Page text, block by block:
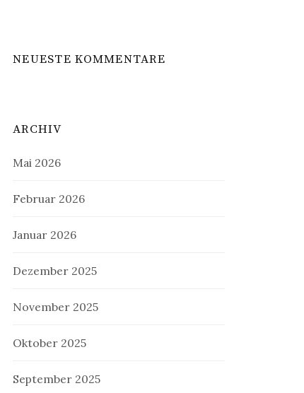
NEUESTE KOMMENTARE
ARCHIV
Mai 2026
Februar 2026
Januar 2026
Dezember 2025
November 2025
Oktober 2025
September 2025